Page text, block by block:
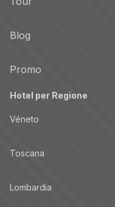
Blog
Promo
Hotel per Regione
Véneto
Toscana
Lombardia